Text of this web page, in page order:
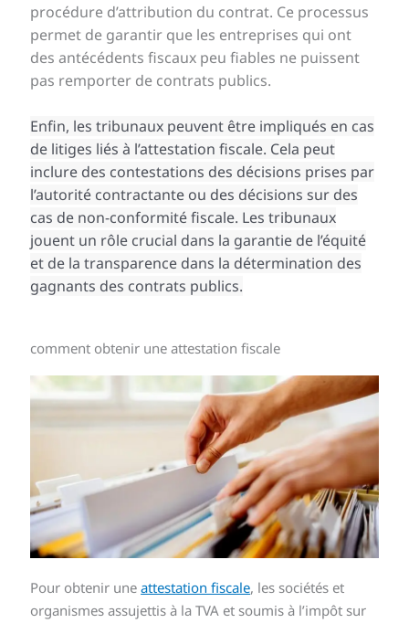
procédure d’attribution du contrat. Ce processus
permet de garantir que les entreprises qui ont
des antécédents fiscaux peu fiables ne puissent
pas remporter de contrats publics.
Enfin, les tribunaux peuvent être impliqués en cas
de litiges liés à l’attestation fiscale. Cela peut
inclure des contestations des décisions prises par
l’autorité contractante ou des décisions sur des
cas de non-conformité fiscale. Les tribunaux
jouent un rôle crucial dans la garantie de l’équité
et de la transparence dans la détermination des
gagnants des contrats publics.
comment obtenir une attestation fiscale
Pour obtenir uneattestation fiscale, les sociétés et
organismes assujettis à la TVA et soumis à l’impôt sur